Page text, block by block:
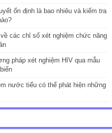
ổn định là bao nhiêu và kiểm tra
các chỉ số xét nghiệm chức năng
pháp xét nghiệm HIV qua mẫu
nước tiểu có thể phát hiện những